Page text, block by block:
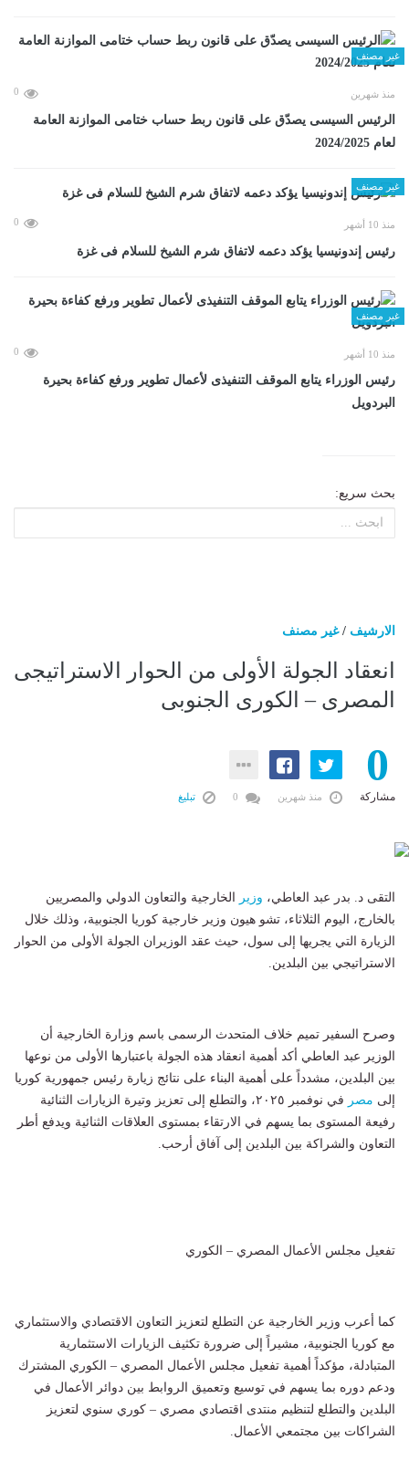
غير مصنف
منذ شهرين 0
الرئيس السيسى يصدّق على قانون ربط حساب ختامى الموازنة العامة
لعام 2024/2025
غير مصنف
منذ 10 أشهر 0
رئيس إندونيسيا يؤكد دعمه لاتفاق شرم الشيخ للسلام فى غزة
غير مصنف
منذ 10 أشهر 0
رئيس الوزراء يتابع الموقف التنفيذى لأعمال تطوير ورفع كفاءة بحيرة
البردويل
بحث سريع:
الارشيف /غير مصنف
انعقاد الجولة الأولى من الحوار الاستراتيجى
المصرى – الكورى الجنوبى
0
مشاركة منذ شهرين تبليغ
التقى د. بدر عبد العاطي، وزير
الخارجية والتعاون الدولي والمصريين
بالخارج، اليوم الثلاثاء، تشو هيون وزير خارجية كوريا الجنوبية، وذلك خلال
الزيارة التي يجريها إلى سول، حيث عقد الوزيران الجولة الأولى من الحوار
الاستراتيجي بين البلدين.
وصرح السفير تميم خلاف المتحدث الرسمى باسم وزارة الخارجية أن
الوزير عبد العاطي أكد أهمية انعقاد هذه الجولة باعتبارها الأولى من نوعها
بين البلدين، مشدداً على أهمية البناء على نتائج زيارة رئيس جمهورية كوريا
إلى مصر
في نوفمبر ٢٠٢٥، والتطلع إلى تعزيز وتيرة الزيارات الثنائية
رفيعة المستوى بما يسهم في الارتقاء بمستوى العلاقات الثنائية ويدفع أطر
التعاون والشراكة بين البلدين إلى آفاق أرحب.
تفعيل مجلس الأعمال المصري – الكوري
كما أعرب وزير الخارجية عن التطلع لتعزيز التعاون الاقتصادي والاستثماري
مع كوريا الجنوبية، مشيراً إلى ضرورة تكثيف الزيارات الاستثمارية
المتبادلة، مؤكداً أهمية تفعيل مجلس الأعمال المصري – الكوري المشترك
ودعم دوره بما يسهم في توسيع وتعميق الروابط بين دوائر الأعمال في
البلدين والتطلع لتنظيم منتدى اقتصادي مصري – كوري سنوي لتعزيز
الشراكات بين مجتمعي الأعمال.